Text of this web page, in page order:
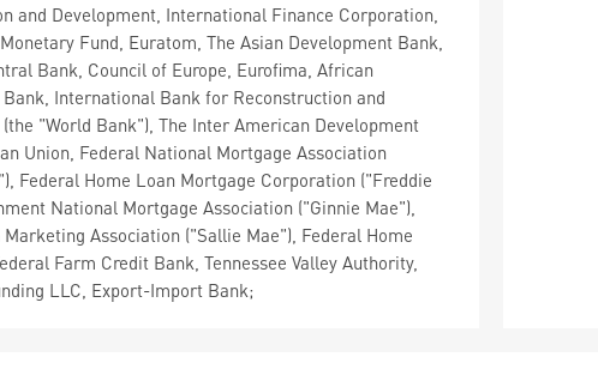
and Development, International Finance Corporation,
Fund, Euratom, The Asian Development Bank,
Bank, Council of Europe, Eurofima, African
International Bank for Reconstruction and
"World Bank"), The Inter American Development
Union, Federal National Mortgage Association
Federal Home Loan Mortgage Corporation ("Freddie
National Mortgage Association ("Ginnie Mae"),
Association ("Sallie Mae"), Federal Home
Farm Credit Bank, Tennessee Valley Authority,
LLC, Export-Import Bank;